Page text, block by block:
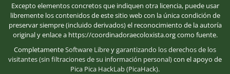
Excepto elementos concretos que indiquen otra licencia, puede usar
libremente los contenidos de este sitio web con la única condición de
preservar siempre (incluido derivados) el reconocimiento de la autoría
original y enlace a https://coordinadoraecoloxista.org como fuente.
CompletamenteSoftware Libreygarantizando los derechos de los
visitantes (sin filtraciones de su información personal)con el apoyo de
Pica Pica HackLab (PicaHack).